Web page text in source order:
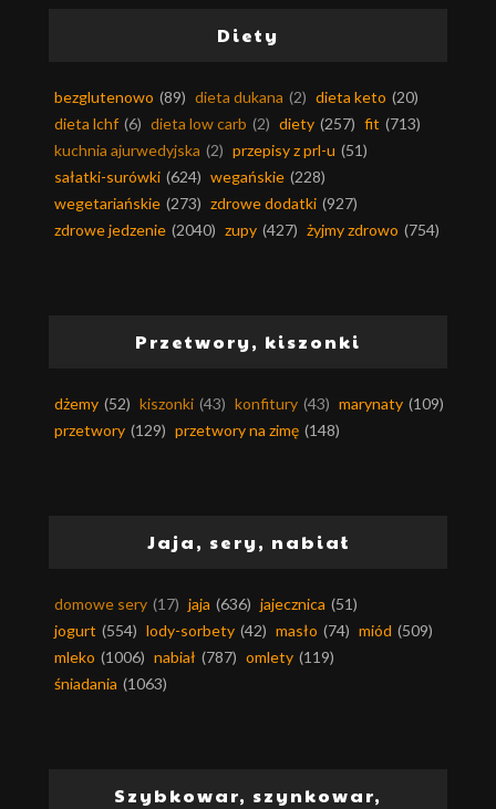
Diety
bezglutenowo (89) dieta dukana (2) dieta keto (20)
dieta lchf (6) dieta low carb (2) diety (257) fit (713)
kuchnia ajurwedyjska (2) przepisy z prl-u (51)
sałatki-surówki (624) wegańskie (228)
wegetariańskie (273) zdrowe dodatki (927)
zdrowe jedzenie (2040) zupy (427) żyjmy zdrowo (754)
Przetwory, kiszonki
dżemy (52) kiszonki (43) konfitury (43) marynaty (109)
przetwory (129) przetwory na zimę (148)
Jaja, sery, nabiał
domowe sery (17) jaja (636) jajecznica (51)
jogurt (554) lody-sorbety (42) masło (74) miód (509)
mleko (1006) nabiał (787) omlety (119)
śniadania (1063)
Szybkowar, szynkowar,